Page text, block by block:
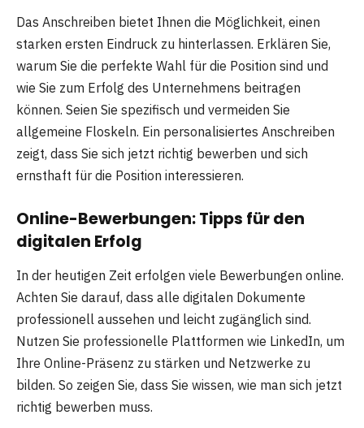
Das Anschreiben bietet Ihnen die Möglichkeit, einen
starken ersten Eindruck zu hinterlassen. Erklären Sie,
warum Sie die perfekte Wahl für die Position sind und
wie Sie zum Erfolg des Unternehmens beitragen
können. Seien Sie spezifisch und vermeiden Sie
allgemeine Floskeln. Ein personalisiertes Anschreiben
zeigt, dass Sie sich jetzt richtig bewerben und sich
ernsthaft für die Position interessieren.
Online-Bewerbungen: Tipps für den
digitalen Erfolg
In der heutigen Zeit erfolgen viele Bewerbungen online.
Achten Sie darauf, dass alle digitalen Dokumente
professionell aussehen und leicht zugänglich sind.
Nutzen Sie professionelle Plattformen wie LinkedIn, um
Ihre Online-Präsenz zu stärken und Netzwerke zu
bilden. So zeigen Sie, dass Sie wissen, wie man sich jetzt
richtig bewerben muss.